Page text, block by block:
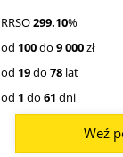
RRSO299.10%
od 100do 9 000zł
od 19do 78 lat
od 1 do 61 dni
Weź